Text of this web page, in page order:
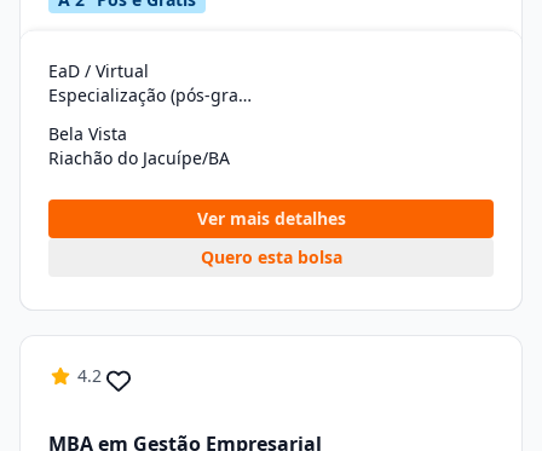
EaD / Virtual
Especialização (pós-graduação)
Bela Vista
Riachão do Jacuípe/BA
Ver mais detalhes
Quero esta bolsa
4.2
MBA em Gestão Empresarial